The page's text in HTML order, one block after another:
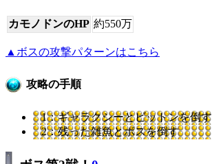
カモノドンのHP 約550万
▲ボスの攻撃パターンはこちら
攻略の手順
1：ギャラクシーとビットンを倒す
2：残った雑魚とボスを倒す